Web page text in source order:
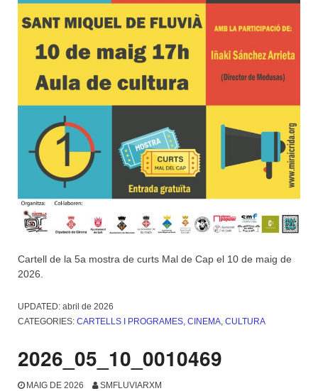
Cartell de la 5a mostra de curts Mal de Cap el 10 de maig de
2026.
UPDATED: abril de 2026
CATEGORIES: CARTELLS I PROGRAMES, CINEMA, CULTURA
2026_05_10_0010469
MAIG DE 2026 SMFLUVIARXM